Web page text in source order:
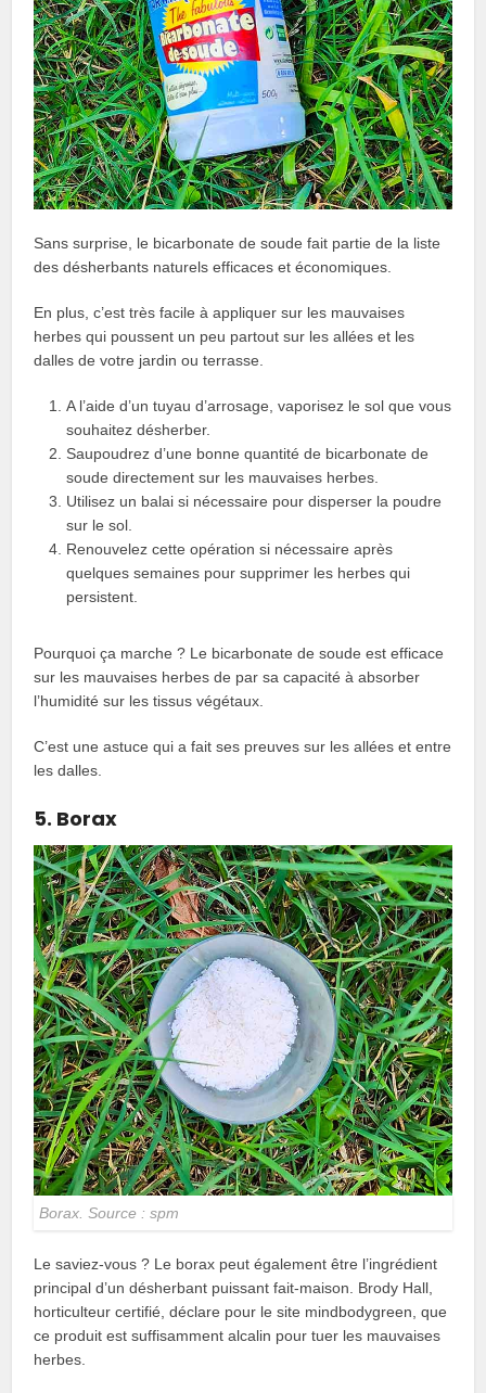
Sans surprise, le bicarbonate de soude fait partie de la liste
des désherbants naturels efficaces et économiques.
En plus, c’est très facile à appliquer sur les mauvaises
herbes qui poussent un peu partout sur les allées et les
dalles de votre jardin ou terrasse.
A l’aide d’un tuyau d’arrosage, vaporisez le sol que vous
souhaitez désherber.
Saupoudrez d’une bonne quantité de bicarbonate de
soude directement sur les mauvaises herbes.
Utilisez un balai si nécessaire pour disperser la poudre
sur le sol.
Renouvelez cette opération si nécessaire après
quelques semaines pour supprimer les herbes qui
persistent.
Pourquoi ça marche ? Le bicarbonate de soude est efficace
sur les mauvaises herbes de par sa capacité à absorber
l’humidité sur les tissus végétaux.
C’est une astuce qui a fait ses preuves sur les allées et entre
les dalles.
5. Borax
Borax. Source : spm
Le saviez-vous ? Le borax peut également être l’ingrédient
principal d’un désherbant puissant fait-maison. Brody Hall,
horticulteur certifié, déclare pour le site mindbodygreen, que
ce produit est suffisamment alcalin pour tuer les mauvaises
herbes.